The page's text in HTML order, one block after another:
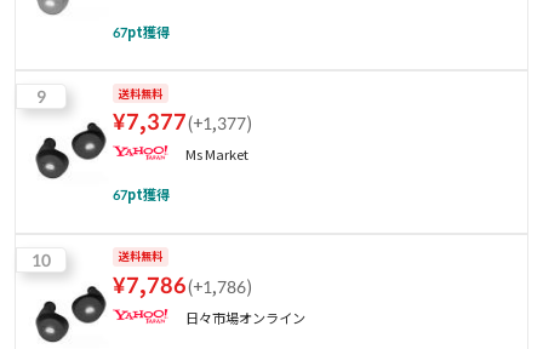
67pt獲得
9 送料無料
¥7,377(+1,377)
Ms Market
67pt獲得
10 送料無料
¥7,786(+1,786)
日々市場オンライン